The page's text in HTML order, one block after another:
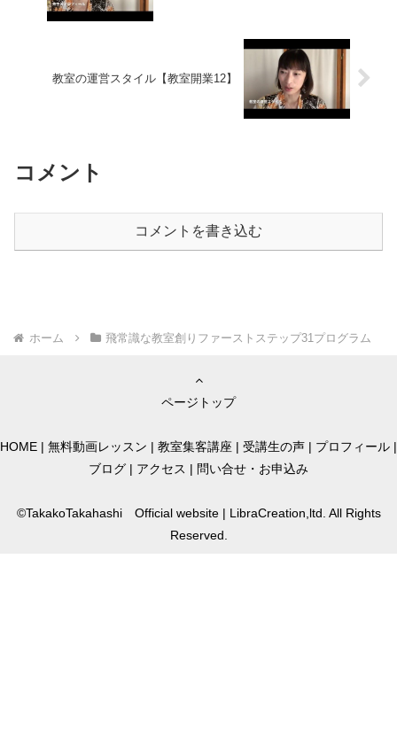
教室の運営スタイル【教室開業12】
コメント
コメントを書き込む
ホーム 飛常識な教室創りファーストステップ31プログラム
ページトップ
HOME | 無料動画レッスン | 教室集客講座 | 受講生の声 | プロフィール |
ブログ | アクセス | 問い合せ・お申込み
©TakakoTakahashi Official website | LibraCreation,ltd. All Rights
Reserved.